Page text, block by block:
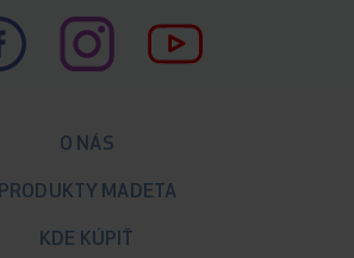
O NÁS
PRODUKTY MADETA
KDE KÚPIŤ